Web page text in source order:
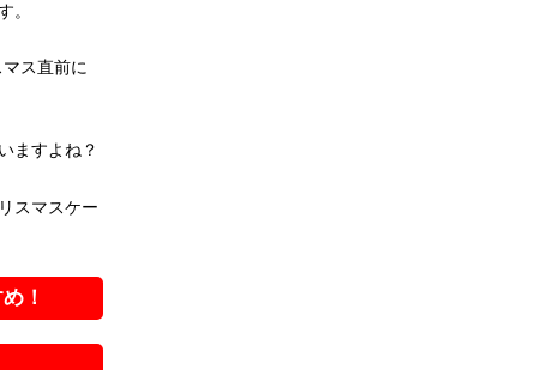
。
ス直前に
ますよね？
スマスケー
！